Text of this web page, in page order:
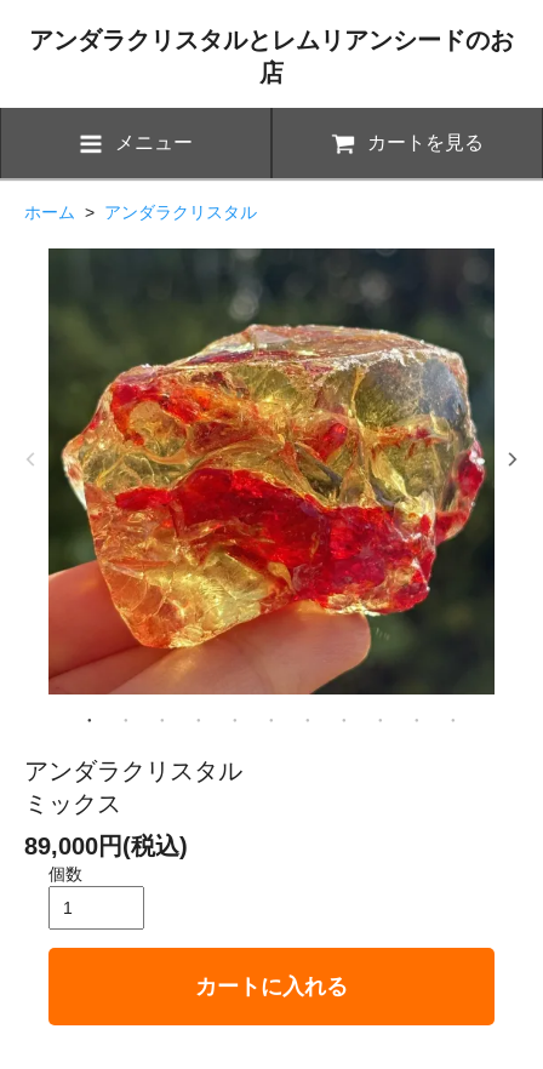
アンダラクリスタルとレムリアンシードのお
店
メニュー カートを見る
ホーム > アンダラクリスタル
アンダラクリスタル
ミックス
89,000円(税込)
個数
カートに入れる